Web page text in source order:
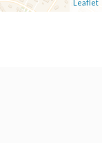
Leaflet